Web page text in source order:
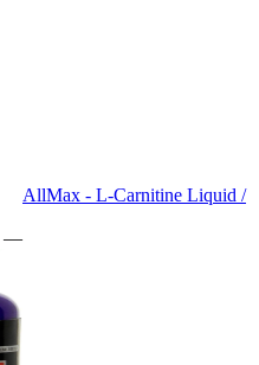
AllMax - L-Carnitine Liquid /
—